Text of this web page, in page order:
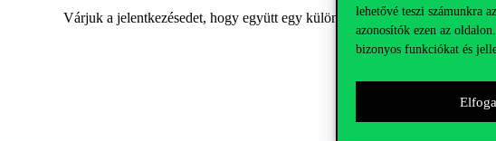
lehetővé teszi számunkra
azonosítók ezen az
bizonyos funkciókat és
Várjuk a jelentkezésedet, hogy együtt egy különleges zenei produkcióval